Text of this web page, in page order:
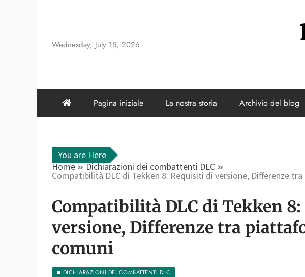
Wednesday, July 15, 2026
Pagina iniziale La nostra storia Archivio del blog
You are Here
Home
Dichiarazioni dei combattenti DLC
Compatibilità DLC di Tekken 8: Requisiti di versione, Differenze
Compatibilità DLC di Tekken
versione, Differenze tra
comuni
DICHIARAZIONI DEI COMBATTENTI DLC